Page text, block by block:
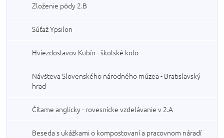
Zloženie pôdy 2.B
Súťaž Ypsilon
Hviezdoslavov Kubín - školské kolo
Návšteva Slovenského národného múzea - Bratislavský
hrad
Čítame anglicky - rovesnícke vzdelávanie v 2.A
Beseda s ukážkami o kompostovaní a pracovnom náradí